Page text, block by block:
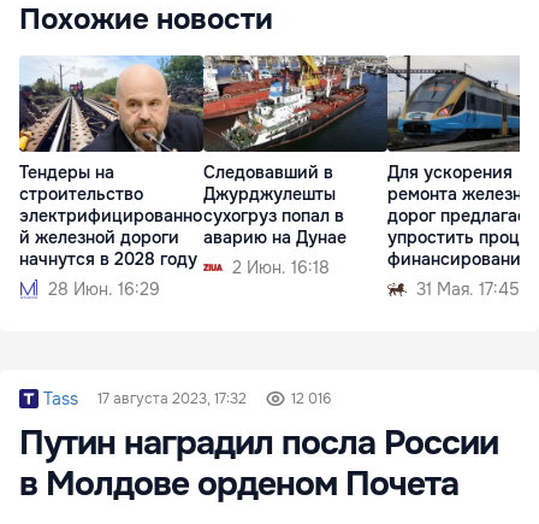
Похожие новости
Тендеры на
строительство
электрифицированно
й железной дороги
начнутся в 2028 году
28 Июн. 16:29
Следовавший в
Джурджулешты
сухогруз попал в
аварию на Дунае
2 Июн. 16:18
Для ускорения
ремонта
дорог
упростить
финансирования
31 Мая. 17:45
Tass 17 августа 2023, 17:32 12 016
Путин наградил посла России
в Молдове орденом Почета